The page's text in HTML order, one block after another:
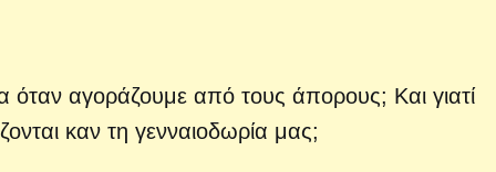
όταν αγοράζουμε από τους άπορους; Και γιατί
καν τη γενναιοδωρία μας;